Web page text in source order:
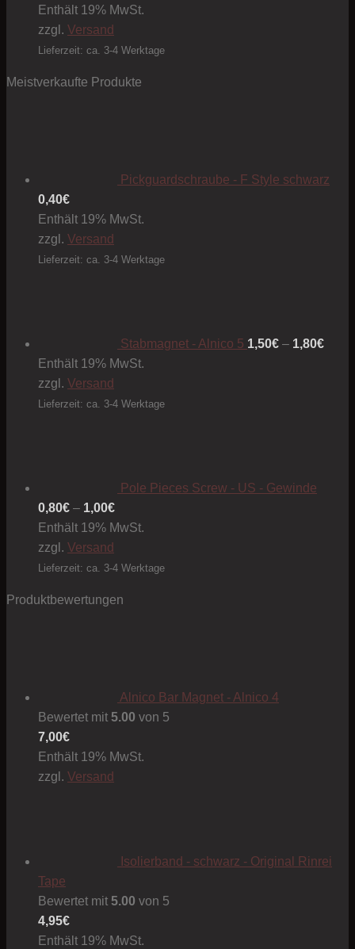
Enthält 19% MwSt.
zzgl. Versand
Lieferzeit: ca. 3-4 Werktage
Meistverkaufte Produkte
Pickguardschraube - F Style schwarz
0,40€
Enthält 19% MwSt.
zzgl. Versand
Lieferzeit: ca. 3-4 Werktage
Stabmagnet - Alnico 5 1,50€ – 1,80€1,80€
Enthält 19% MwSt.
zzgl. Versand
Lieferzeit: ca. 3-4 Werktage
Pole Pieces Screw - US - Gewinde
0,80€ – 1,00€Preisspanne:
0,80€
1,00€
Enthält 19% MwSt.
zzgl. Versand
Lieferzeit: ca. 3-4 Werktage
Produktbewertungen
Alnico Bar Magnet - Alnico 4
Bewertet mit 5.00 von 5
7,00€
Enthält 19% MwSt.
zzgl. Versand
Isolierband - schwarz - Original Rinrei
Tape
Bewertet mit 5.00 von 5
4,95€
Enthält 19% MwSt.